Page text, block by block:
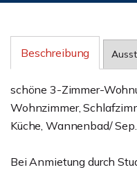
Beschreibung
schöne 3-Zimmer-
Wohnzimmer,
Küche, Wannenbad/
Bei Anmietung durch